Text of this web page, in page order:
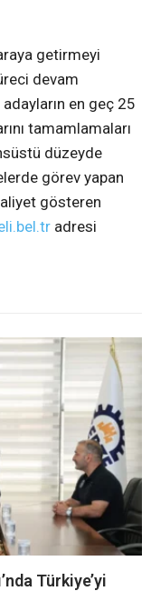
getirmeyi
devam
en geç 25
tamamlamaları
düzeyde
görev yapan
gösteren
adresi
Türkiye’yi